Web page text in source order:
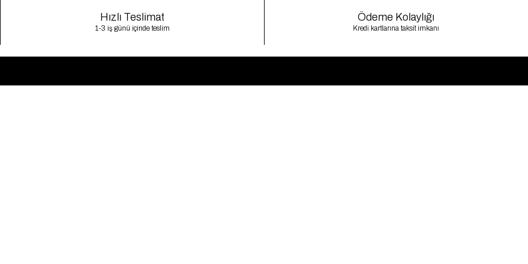
Hızlı Teslimat
1-3 iş günü içinde teslim
Ödeme Kolaylığı
Kredi kartlarına taksit imkanı